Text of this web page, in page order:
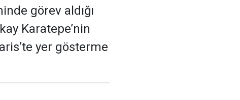
görev aldığı
Karatepe’nin
yer gösterme